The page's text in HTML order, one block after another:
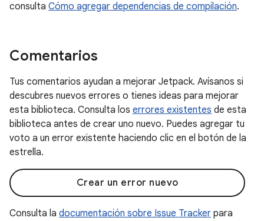
consulta Cómo agregar dependencias de compilación.
Comentarios
Tus comentarios ayudan a mejorar Jetpack. Avísanos si
descubres nuevos errores o tienes ideas para mejorar
esta biblioteca. Consulta los errores existentes de esta
biblioteca antes de crear uno nuevo. Puedes agregar tu
voto a un error existente haciendo clic en el botón de la
estrella.
Crear un error nuevo
Consulta la documentación sobre Issue Tracker para